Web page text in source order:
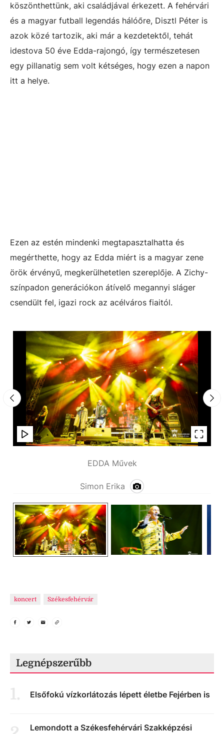
köszönthettünk, aki családjával érkezett. A fehérvári
és a magyar futball legendás hálóőre, Disztl Péter is
azok közé tartozik, aki már a kezdetektől, tehát
idestova 50 éve Edda-rajongó, így természetesen
egy pillanatig sem volt kétséges, hogy ezen a napon
itt a helye.
Ezen az estén mindenki megtapasztalhatta és
megérthette, hogy az Edda miért is a magyar zene
örök érvényű, megkerülhetetlen szereplője. A Zichy-
színpadon generációkon átívelő megannyi sláger
csendült fel, igazi rock az acélváros fiaitól.
EDDA Művek
Simon Erika
koncert Székesfehérvár
Legnépszerűbb
1. Elsőfokú vízkorlátozás lépett életbe Fejérben is
Lemondott a Székesfehérvári Szakképzési